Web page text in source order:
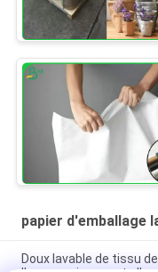
papier d'emballage
Doux lavable de tissu